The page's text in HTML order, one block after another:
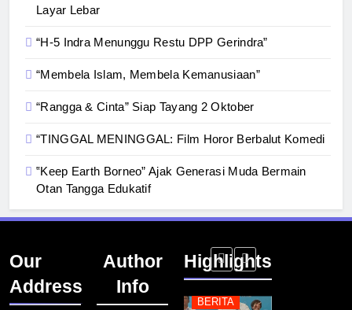
Layar Lebar
“H-5 Indra Menunggu Restu DPP Gerindra”
“Membela Islam, Membela Kemanusiaan”
“Rangga & Cinta” Siap Tayang 2 Oktober
“TINGGAL MENINGGAL: Film Horor Berbalut Komedi
‟Keep Earth Borneo” Ajak Generasi Muda Bermain
Otan Tangga Edukatif
Our
Address
Author
Info
Highlights
BERITA
BERITA